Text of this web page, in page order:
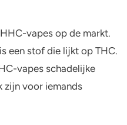
vapes op de markt.
is een stof die lijkt op THC.
vapes schadelijke
zijn voor iemands